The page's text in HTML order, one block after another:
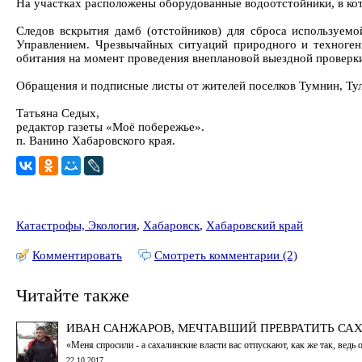
На участках расположены оборудованные водоотстойники, в
Следов вскрытия дамб (отстойников) для сброса
Управлением. Чрезвычайных ситуаций природного и
обитания на момент проведения внеплановой выездной
Обращения и подписные листы от жителей поселков Тумнин,
Татьяна Седых,
редактор газеты «Моё побережье».
п. Ванино Хабаровского края.
Катастрофы, Экология, Хабаровск, Хабаровский край
Комментировать Смотреть комментарии (2)
Читайте также
ИВАН САНЖАРОВ, МЕЧТАВШИЙ ПРЕВРАТИТЬ
«Меня спросили - а сахалинские власти вас отпускают, как же так,
22.10.2017